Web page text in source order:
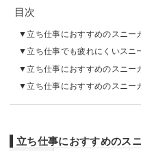
目次
立ち仕事におすすめのスニー
立ち仕事でも疲れにくいスニ
立ち仕事におすすめのスニー
立ち仕事におすすめのスニー
立ち仕事におすすめのス